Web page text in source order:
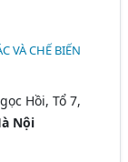
VÀ CHẾ BIẾN
Hồi, Tổ 7,
Nội